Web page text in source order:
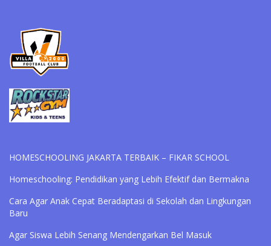
HOMESCHOOLING JAKARTA TERBAIK – FIKAR SCHOOL
Homeschooling: Pendidikan yang Lebih Efektif dan Bermakna
Cara Agar Anak Cepat Beradaptasi di Sekolah dan Lingkungan
Baru
Agar Siswa Lebih Senang Mendengarkan Bel Masuk